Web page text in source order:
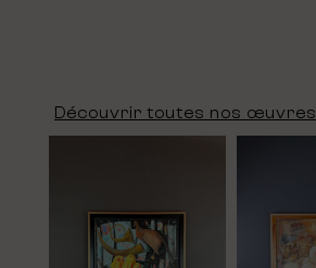
Découvrir toutes nos œuvres